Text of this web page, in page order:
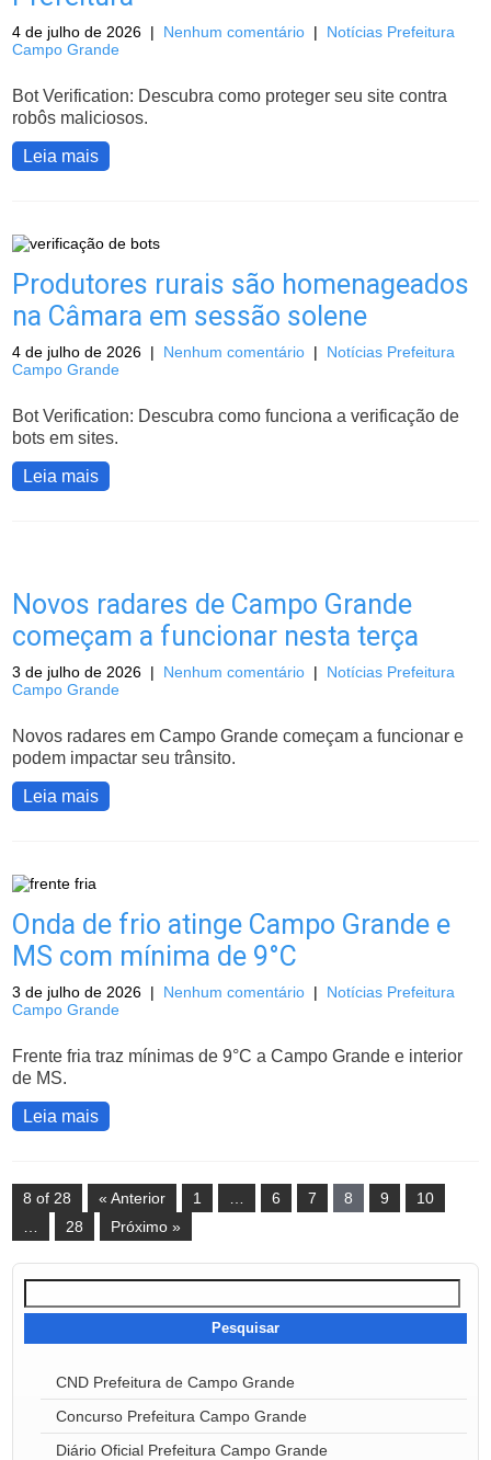
4 de julho de 2026 | Nenhum comentário | Notícias Prefeitura
Campo Grande
Bot Verification: Descubra como proteger seu site contra
robôs maliciosos.
Leia mais
Produtores rurais são homenageados
na Câmara em sessão solene
4 de julho de 2026 | Nenhum comentário | Notícias Prefeitura
Campo Grande
Bot Verification: Descubra como funciona a verificação de
bots em sites.
Leia mais
Novos radares de Campo Grande
começam a funcionar nesta terça
3 de julho de 2026 | Nenhum comentário | Notícias Prefeitura
Campo Grande
Novos radares em Campo Grande começam a funcionar e
podem impactar seu trânsito.
Leia mais
Onda de frio atinge Campo Grande e
MS com mínima de 9°C
3 de julho de 2026 | Nenhum comentário | Notícias Prefeitura
Campo Grande
Frente fria traz mínimas de 9°C a Campo Grande e interior
de MS.
Leia mais
8 of 28 « Anterior 1 6 7 8 9
10
28 Próximo »
Pesquisar
por:
CND Prefeitura de Campo Grande
Concurso Prefeitura Campo Grande
Diário Oficial Prefeitura Campo Grande